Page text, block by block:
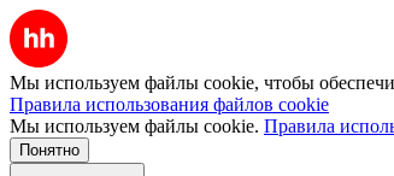
Мы используем файлы cookie, чтобы
Правила использования файлов cookie
Мы используем файлы cookie. Правила
Понятно